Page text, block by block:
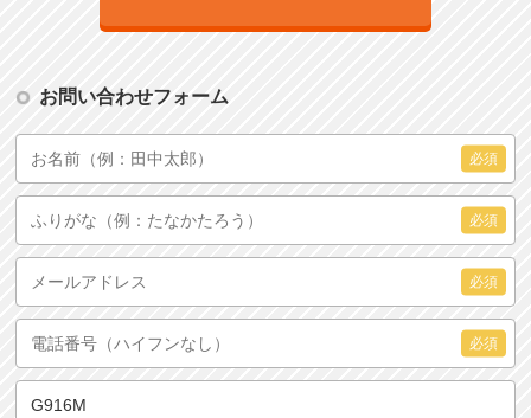
お問い合わせフォーム
必須
必須
必須
必須